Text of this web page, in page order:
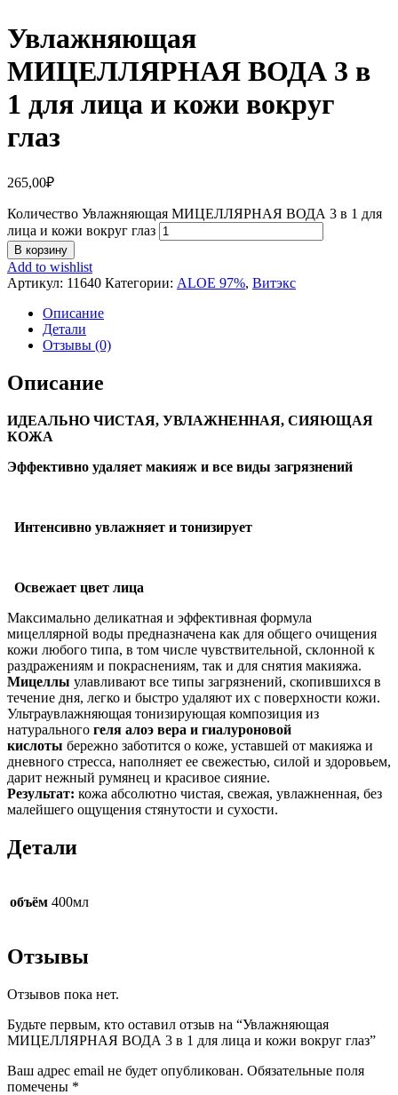
Увлажняющая
МИЦЕЛЛЯРНАЯ ВОДА 3 в
1 для лица и кожи вокруг
глаз
265,00₽
Количество Увлажняющая МИЦЕЛЛЯРНАЯ ВОДА 3 в 1 для
лица и кожи вокруг глаз
В корзину
Add to wishlist
Артикул: 11640 Категории: ALOE 97%, Витэкс
Описание
Детали
Отзывы (0)
Описание
ИДЕАЛЬНО ЧИСТАЯ, УВЛАЖНЕННАЯ, СИЯЮЩАЯ
КОЖА
Эффективно удаляет макияж и все виды загрязнений
Интенсивно увлажняет и тонизирует
Освежает цвет лица
Максимально деликатная и эффективная формула
мицеллярной воды предназначена как для общего очищения
кожи любого типа, в том числе чувствительной, склонной к
раздражениям и покраснениям, так и для снятия макияжа.
Мицеллы улавливают все типы загрязнений, скопившихся в
течение дня, легко и быстро удаляют их с поверхности кожи.
Ультраувлажняющая тонизирующая композиция из
натурального геля алоэ вера и гиалуроновой
кислоты бережно заботится о коже, уставшей от макияжа и
дневного стресса, наполняет ее свежестью, силой и здоровьем,
дарит нежный румянец и красивое сияние.
Результат: кожа абсолютно чистая, свежая, увлажненная, без
малейшего ощущения стянутости и сухости.
Детали
объём 400мл
Отзывы
Отзывов пока нет.
Будьте первым, кто оставил отзыв на “Увлажняющая
МИЦЕЛЛЯРНАЯ ВОДА 3 в 1 для лица и кожи вокруг глаз”
Ваш адрес email не будет опубликован. Обязательные поля
помечены *